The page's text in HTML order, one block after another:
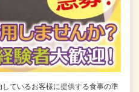
しているお客様に提供する食事の準